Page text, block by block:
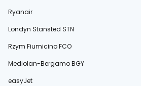
Ryanair
Londyn Stansted STN
Rzym Fiumicino FCO
Mediolan-Bergamo BGY
easyJet